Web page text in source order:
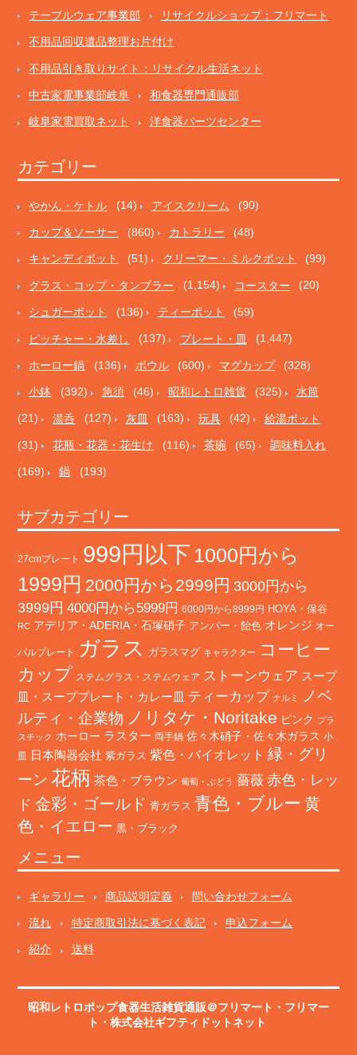
テーブルウェア事業部 リサイクルショップ：フリマート
不用品回収遺品整理お片付け
不用品引き取りサイト：リサイクル生活ネット
中古家電事業部岐阜 和食器専門通販部
岐阜家電買取ネット 洋食器パーツセンター
カテゴリー
やかん・ケトル (14) アイスクリーム (90)
カップ＆ソーサー (860) カトラリー (48)
キャンディポット (51) クリーマー・ミルクポット (99)
グラス・コップ・タンブラー (1,154) コースター (20)
シュガーポット (136) ティーポット (59)
ピッチャー・水差し (137) プレート・皿 (1,447)
ホーロー鍋 (136) ボウル (600) マグカップ (328)
小鉢 (392) 急須 (46) 昭和レトロ雑貨 (325) 水筒
(21) 湯呑 (127) 灰皿 (163) 玩具 (42) 給湯ポット
(31) 花瓶・花器・花生け (116) 茶碗 (65) 調味料入れ
(169) 鍋 (193)
サブカテゴリー
27cmプレート 999円以下 1000円から
1999円 2000円から2999円 3000円から
3999円 4000円から5999円 6000円から8999円 HOYA・保谷
RC アデリア・ADERIA・石塚硝子 アンバー・飴色 オレンジ オー
バルプレート ガラス ガラスマグ キャラクター
コーヒー
カップ ステムグラス・ステムウェア ストーンウェア スープ
皿・スーププレート・カレー皿 ティーカップ ナルミ
ノベ
ルティ・企業物 ノリタケ・Noritake ピンク プラ
スチック ホーロー ラスター 両手鍋 佐々木硝子・佐々木ガラス 小
皿
日本陶器会社 紫ガラス 紫色・バイオレット 緑・グリ
ーン 花柄 茶色・ブラウン 葡萄・ぶどう 薔薇 赤色・レッ
ド 金彩・ゴールド 青ガラス 青色・ブルー 黄
色・イエロー 黒・ブラック
メニュー
ギャラリー 商品説明定義 問い合わせフォーム
流れ 特定商取引法に基づく表記 申込フォーム
紹介 送料
昭和レトロポップ食器生活雑貨通販＠フリマート ・ フリマー
ト ・株式会社ギフティドットネット